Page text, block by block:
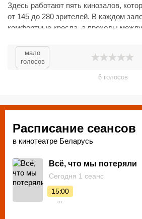
Здесь работают пять кинозалов,
от 145 до 280 зрителей. В каждом
комфортные кресла, а проходы
В холле кинотеатра гости смогут
закусками и напитками из кинобара.
мало
голосов
6голосов
Расписание сеансов
в кинотеатре Беларусь
Всё, что мы потеряли
Сегодня 1 сеанс
15:00
от